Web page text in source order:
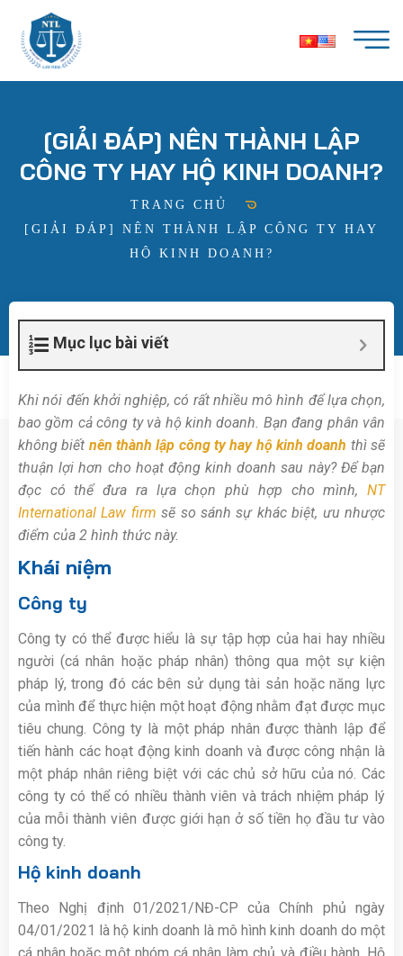
[GIẢI ĐÁP] NÊN THÀNH LẬP
CÔNG TY HAY HỘ KINH DOANH?
TRANG CHỦ
[GIẢI ĐÁP] NÊN THÀNH LẬP CÔNG TY HAY
HỘ KINH DOANH?
Mục lục bài viết
Khi nói đến khởi nghiệp, có rất nhiều mô hình để lựa chọn,
bao gồm cả công ty và hộ kinh doanh. Bạn đang phân vân
không biết nên thành lập công ty hay hộ kinh doanh thì sẽ
thuận lợi hơn cho hoạt động kinh doanh sau này? Để bạn
đọc có thể đưa ra lựa chọn phù hợp cho mình, NT
International Law firm sẽ so sánh sự khác biệt, ưu nhược
điểm của 2 hình thức này.
Khái niệm
Công ty
Công ty có thể được hiểu là sự tập hợp của hai hay nhiều
người (cá nhân hoặc pháp nhân) thông qua một sự kiện
pháp lý, trong đó các bên sử dụng tài sản hoặc năng lực
của mình để thực hiện một hoạt động nhằm đạt được mục
tiêu chung. Công ty là một pháp nhân được thành lập để
tiến hành các hoạt động kinh doanh và được công nhận là
một pháp nhân riêng biệt với các chủ sở hữu của nó. Các
công ty có thể có nhiều thành viên và trách nhiệm pháp lý
của mỗi thành viên được giới hạn ở số tiền họ đầu tư vào
công ty.
Hộ kinh doanh
Theo Nghị định 01/2021/NĐ-CP của Chính phủ ngày
04/01/2021 là hộ kinh doanh là mô hình kinh doanh do một